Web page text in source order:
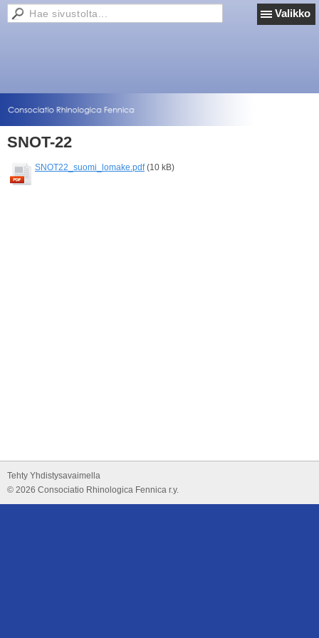
Valikko
SNOT-22
SNOT22_suomi_lomake.pdf (10 kB)
Tehty Yhdistysavaimella
© 2026 Consociatio Rhinologica Fennica r.y.